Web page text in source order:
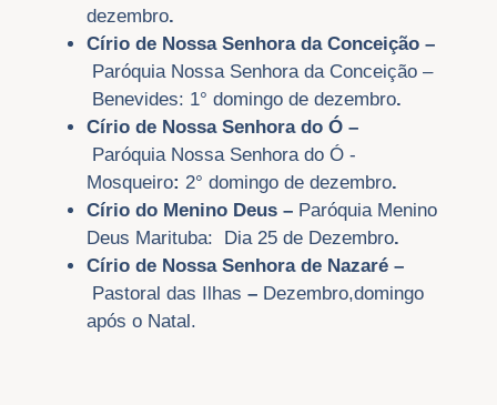
dezembro.
Círio de Nossa Senhora da Conceição–
Paróquia Nossa Senhora da Conceição –
Benevides: 1° domingo de dezembro.
Círio de Nossa Senhora do Ó–
Paróquia Nossa Senhora do Ó -
Mosqueiro: 2° domingo de dezembro.
Círio do Menino Deus – Paróquia Menino
Deus Marituba: Dia 25 de Dezembro.
Círio de Nossa Senhora de Nazaré –
Pastoral das Ilhas –Dezembro,domingo
após o Natal.